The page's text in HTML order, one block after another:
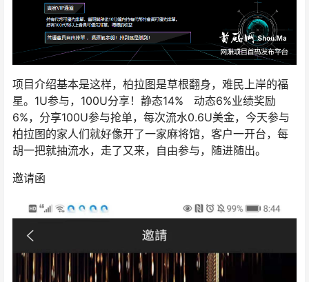
项目介绍基本是这样，柏拉图是草根翻身，难民上岸的福
星。1U参与，100U分享！静态14% 动态6%业绩奖励
6%，分享100U参与抢单，每次流水0.6U美金，今天参与
柏拉图的家人们就好像开了一家麻将馆，客户一开台，每
胡一把就抽流水，走了又来，自由参与，随进随出。
邀请函